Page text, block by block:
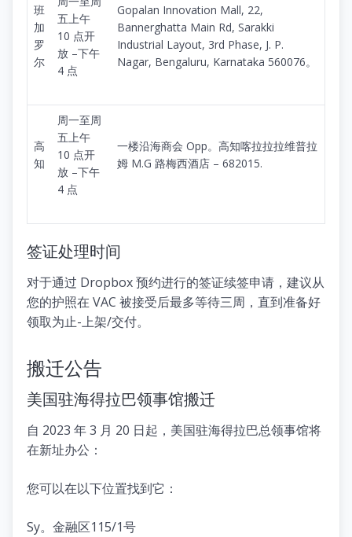
班
加
罗
尔
五上午
10 点开
放 –下午
4 点
Gopalan Innovation Mall, 22,
Bannerghatta Main Rd, Sarakki
Industrial Layout, 3rd Phase, J. P.
Nagar, Bengaluru, Karnataka 560076。
高
知
周一至周
五上午
10 点开
放 –下午
4 点
一楼沿海商会 Opp。高知喀拉拉拉维普拉
姆 M.G 路梅西酒店 – 682015.
签证处理时间
对于通过 Dropbox 预约进行的签证续签申请，建议从
您的护照在 VAC 被接受后最多等待三周，直到准备好
领取为止-上架/交付。
搬迁公告
美国驻海得拉巴领事馆搬迁
自 2023 年 3 月 20 日起，美国驻海得拉巴总领事馆将
在新址办公：
您可以在以下位置找到它：
Sy。金融区115/1号